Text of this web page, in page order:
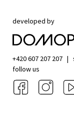
developed by
+420 607 207 207 |
follow us